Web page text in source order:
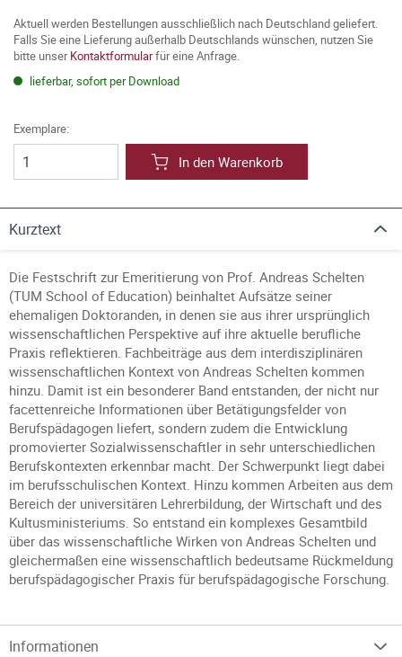
Aktuell werden Bestellungen ausschließlich nach Deutschland geliefert.
Falls Sie eine Lieferung außerhalb Deutschlands wünschen, nutzen Sie
bitte unserKontaktformularfür eine Anfrage.
lieferbar, sofort per Download
Exemplare:
In den Warenkorb
Kurztext
Die Festschrift zur Emeritierung von Prof. Andreas Schelten
(TUM School of Education) beinhaltet Aufsätze seiner
ehemaligen Doktoranden, in denen sie aus ihrer ursprünglich
wissenschaftlichen Perspektive auf ihre aktuelle berufliche
Praxis reflektieren. Fachbeiträge aus dem interdisziplinären
wissenschaftlichen Kontext von Andreas Schelten kommen
hinzu. Damit ist ein besonderer Band entstanden, der nicht nur
facettenreiche Informationen über Betätigungsfelder von
Berufspädagogen liefert, sondern zudem die Entwicklung
promovierter Sozialwissenschaftler in sehr unterschiedlichen
Berufskontexten erkennbar macht. Der Schwerpunkt liegt dabei
im berufsschulischen Kontext. Hinzu kommen Arbeiten aus dem
Bereich der universitären Lehrerbildung, der Wirtschaft und des
Kultusministeriums. So entstand ein komplexes Gesamtbild
über das wissenschaftliche Wirken von Andreas Schelten und
gleichermaßen eine wissenschaftlich bedeutsame Rückmeldung
berufspädagogischer Praxis für berufspädagogische Forschung.
Informationen